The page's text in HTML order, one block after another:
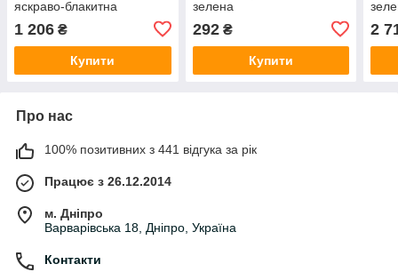
яскраво-блакитна
1 206 ₴
Купити
зелена
292₴
Купити
2
Про нас
100% позитивних з 441 відгука за рік
Працює з 26.12.2014
м. Дніпро
Варварівська 18, Дніпро, Україна
Контакти